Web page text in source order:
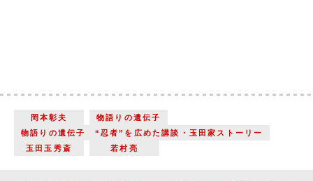
岡本彰夫
物語りの遺伝子
物語りの遺伝子 “忍者”を広めた講談・玉田家ストーリー
玉田玉秀斎
若村亮